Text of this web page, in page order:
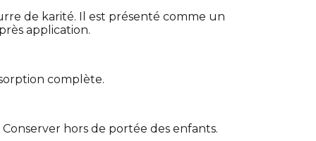
de karité. Il est présenté comme un
application.
complète.
hors de portée des enfants.